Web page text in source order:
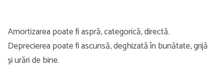
Amortizarea poate fi aspră, categorică, directă.
Deprecierea poate fi ascunsă, deghizată în bunătate, grijă
și urări de bine.